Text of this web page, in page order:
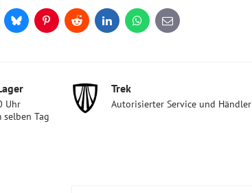
BlueskyPinterestRedditLinkedInWhatsApp
E-
mail
Uhr
selben Tag
Trek
Autorisierter Service und Händler